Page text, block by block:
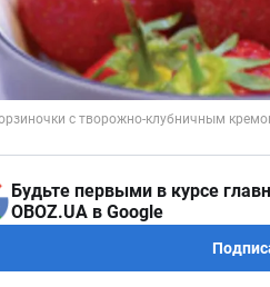
Будьте первыми в курсе
OBOZ.UA в Google